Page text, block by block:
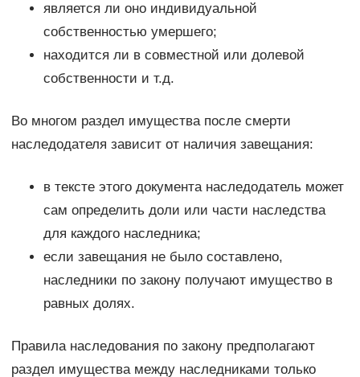
является ли оно индивидуальной
собственностью умершего;
находится ли в совместной или долевой
собственности и т.д.
Во многом раздел имущества после смерти
наследодателя зависит от наличия завещания:
в тексте этого документа наследодатель может
сам определить доли или части наследства
для каждого наследника;
если завещания не было составлено,
наследники по закону получают имущество в
равных долях.
Правила наследования по закону предполагают
раздел имущества между наследниками только